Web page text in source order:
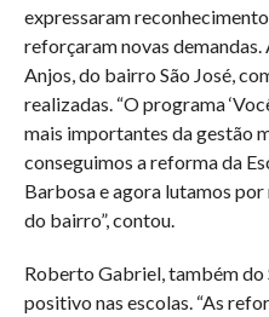
expressaram
reforçaram novas
Anjos, do bairro São José,
realizadas. “O programa
mais importantes da gestão
conseguimos a reforma da
Barbosa e agora lutamos
do bairro”, contou.
Roberto Gabriel, também do
positivo nas escolas. “As